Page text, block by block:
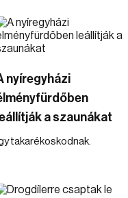
nyíregyházi
a szaunákat
takarékoskodnak.